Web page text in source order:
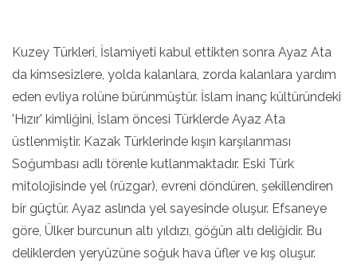
Kuzey Türkleri, İslamiyeti kabul ettikten sonra Ayaz Ata
da kimsesizlere, yolda kalanlara, zorda kalanlara yardım
eden evliya rolüne bürünmüştür. İslam inanç kültüründeki
'Hızır' kimliğini, İslam öncesi Türklerde Ayaz Ata
üstlenmiştir. Kazak Türklerinde kışın karşılanması
Soğumbası adlı törenle kutlanmaktadır. Eski Türk
mitolojisinde yel (rüzgar), evreni döndüren, şekillendiren
bir güçtür. Ayaz aslında yel sayesinde oluşur. Efsaneye
göre, Ülker burcunun altı yıldızı, göğün altı deliğidir. Bu
deliklerden yeryüzüne soğuk hava üfler ve kış oluşur.